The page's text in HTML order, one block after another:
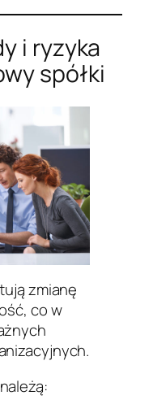
i ryzyka
spółki
zmianę
co w